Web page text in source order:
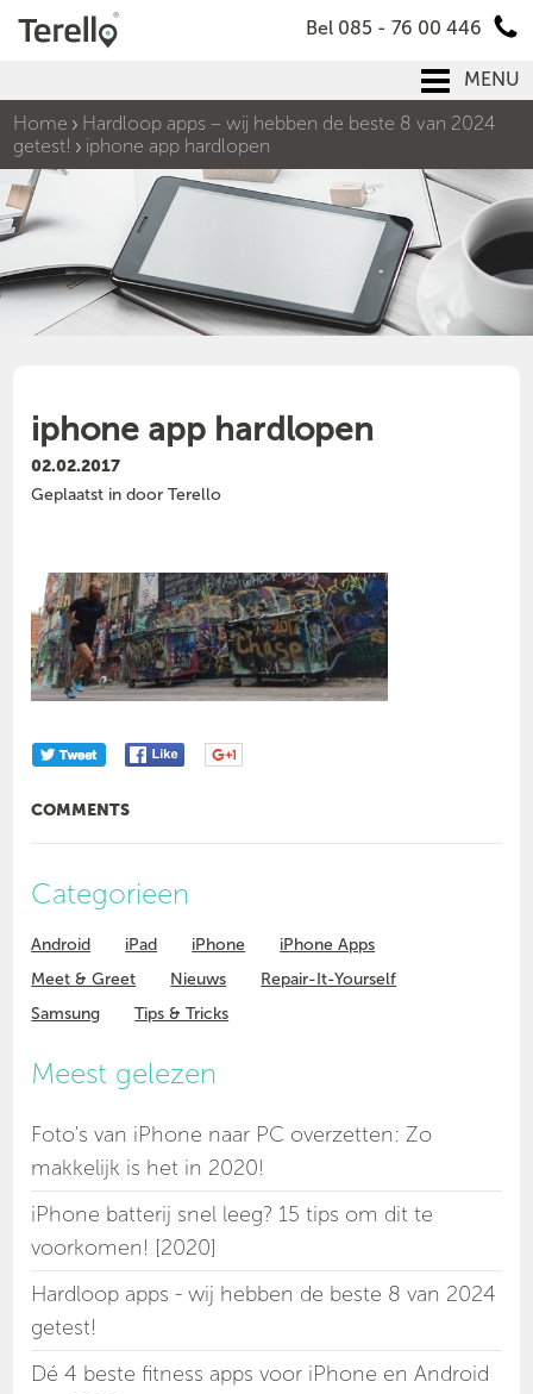
Bel 085 - 76 00 446
MENU
Home
Hardloop apps – wij hebben de beste 8 van 2024
getest!
iphone app hardlopen
iphone app hardlopen
02.02.2017
Geplaatst in door Terello
COMMENTS
Categorieen
Android iPad iPhone
iPhone Apps
Meet & Greet
Nieuws
Repair-It-Yourself
Samsung
Tips & Tricks
Meest gelezen
Foto's van iPhone naar PC overzetten: Zo
makkelijk is het in 2020!
iPhone batterij snel leeg? 15 tips om dit te
voorkomen! [2020]
Hardloop apps - wij hebben de beste 8 van 2024
getest!
Dé 4 beste fitness apps voor iPhone en Android